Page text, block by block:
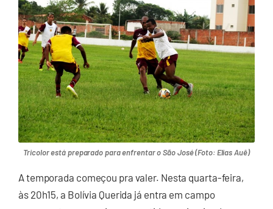
Tricolor está preparado para enfrentar o São José (Foto: Elias Auê)
A temporada começou pra valer. Nesta quarta-feira,
às 20h15, a Bolívia Querida já entra em campo